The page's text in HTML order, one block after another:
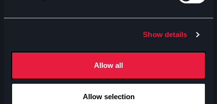
Show details
Allow all
Allow selection